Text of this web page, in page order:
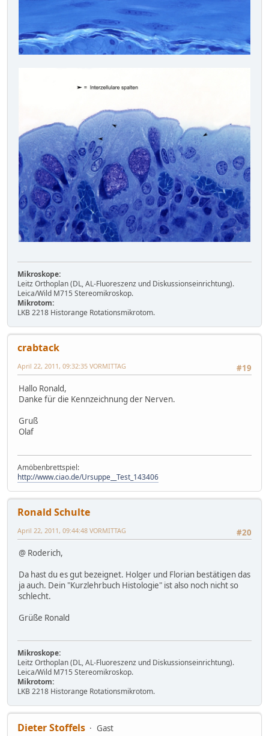
Mikroskope:
Leitz Orthoplan (DL, AL-Fluoreszenz und Diskussionseinrichtung).
Leica/Wild M715 Stereomikroskop.
Mikrotom:
LKB 2218 Historange Rotationsmikrotom.
crabtack
#19
April 22, 2011, 09:32:35 VORMITTAG
Hallo Ronald,
Danke für die Kennzeichnung der Nerven.
Gruß
Olaf
Amöbenbrettspiel:
http://www.ciao.de/Ursuppe__Test_143406
Ronald Schulte
#20
April 22, 2011, 09:44:48 VORMITTAG
@ Roderich,
Da hast du es gut bezeignet. Holger und Florian bestätigen das
ja auch. Dein "Kurzlehrbuch Histologie" ist also noch nicht so
schlecht.
Grüße Ronald
Mikroskope:
Leitz Orthoplan (DL, AL-Fluoreszenz und Diskussionseinrichtung).
Leica/Wild M715 Stereomikroskop.
Mikrotom:
LKB 2218 Historange Rotationsmikrotom.
Dieter Stoffels
Gast